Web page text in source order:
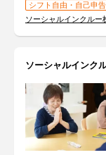
シフト自由・自己申告
ソーシャルインクルー
ソーシャルインク